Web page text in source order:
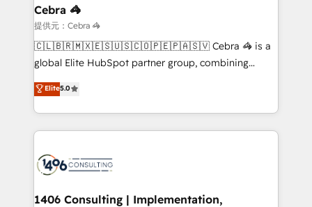
growth. Our multidisciplinary team designs solutions
that simplify complexity, boost performance, and
turn innovation into real impact. 🌍 Highlights •
HubSpot Partner since 2012 • 2022 EMEA Impact
projects • Clients in 30+ industries • Proprietary
technology for integrations • Multilingual team:
Cebra 🦓
提供元：Cebra 🦓
🇨🇱🇧🇷🇲🇽🇪🇸🇺🇸🇨🇴🇵🇪🇵🇦🇸🇻 Cebra 🦓 is a
global Elite HubSpot partner group, combining
technology, marketing and media expertise across
Latin America and Southern Europe, with teams
across 9 countries. Born in Chile, we combine local
insight with international reach to help businesses
HubSpot implementations, building end-to-end
and loop marketing, content, and digital creativity.
Elite5.0
1406 Consulting | Implementation,